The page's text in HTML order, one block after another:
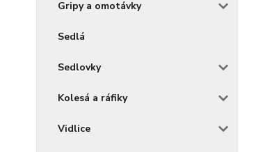
Gripy a omotávky
Sedlá
Sedlovky
Kolesá a ráfiky
Vidlice